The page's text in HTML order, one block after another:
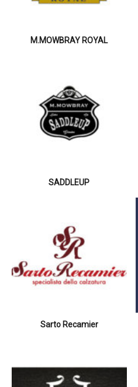
M.MOWBRAY ROYAL
SADDLEUP
Sarto Recamier